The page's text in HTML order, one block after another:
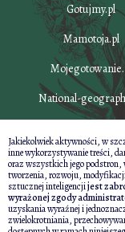
Gotujmy.pl
Mamotoja.pl
National-
Jakiekolwiek aktywności, w
inne wykorzystywanie treści,
oraz wszystkich jego podstron,
tworzenia, rozwoju,
sztucznej inteligencjijest
wyrażonej zgody
uzyskania wyraźnej i
zwielokrotniania,